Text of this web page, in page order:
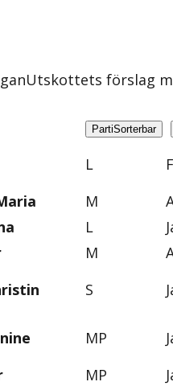
Utskottets förslag
PartiSorterbar
L
M
L
M
S
MP
MP